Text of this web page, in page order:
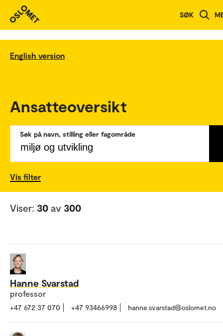
SØK
English version
Ansatteoversikt
Søk på navn, stilling eller fagområde
Vis filter
Viser: 30 av 300
Hanne Svarstad
professor
+47 672 37 070 +47 93466998 hanne.svarstad@oslomet.no